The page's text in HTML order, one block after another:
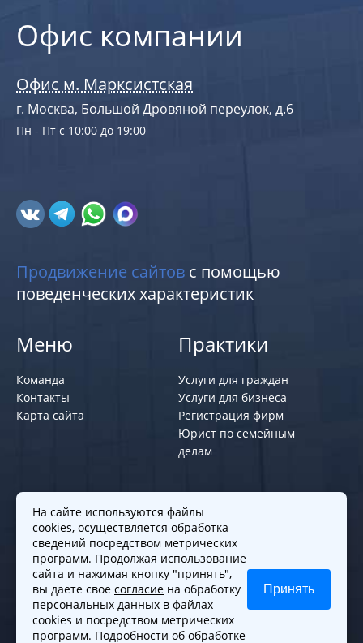
Офис компании
Офис м. Марксистская
г. Москва, Большой Дровяной переулок, д.6
Пн - Пт с 10:00 до 19:00
Продвижение сайтов с помощью
поведенческих характеристик
Меню
Команда
Контакты
Карта сайта
Практики
Услуги для граждан
Услуги для бизнеса
Регистрация фирм
Юрист по семейным
делам
Политики и правила
Политика обработки персональных
данных
Согласие на обработку cookies
Согласие на обработку персональных
данных
На сайте используются файлы
cookies, осуществляется обработка
сведений посредством метрических
программ. Продолжая использование
сайта и нажимая кнопку "принять",
вы даете свое согласие на обработку
персональных данных в файлах
cookies и посредством метрических
программ. Подробности об обработке
Принять